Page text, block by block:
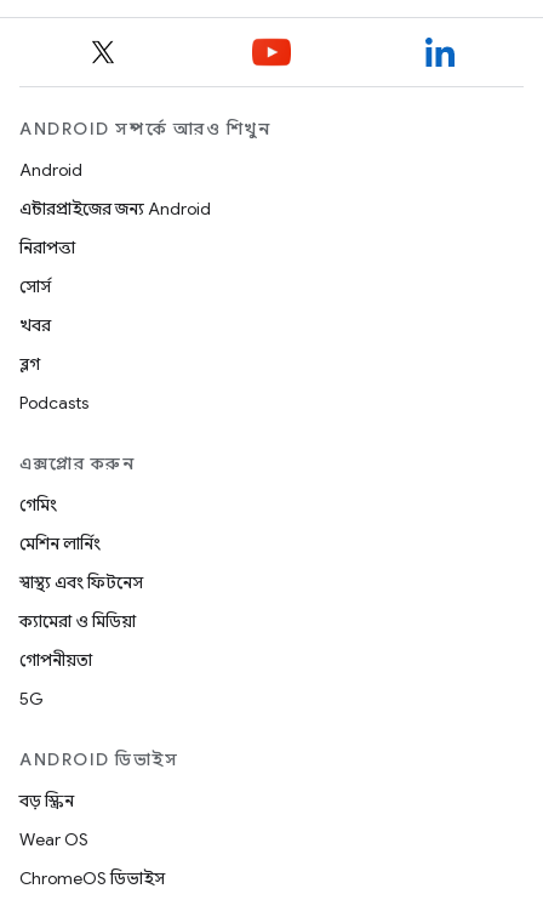
ANDROID সম্পর্কে আরও শিখুন
Android
এন্টারপ্রাইজের জন্য Android
নিরাপত্তা
সোর্স
খবর
ব্লগ
Podcasts
এক্সপ্লোর করুন
গেমিং
মেশিন লার্নিং
স্বাস্থ্য এবং ফিটনেস
ক্যামেরা ও মিডিয়া
গোপনীয়তা
5G
ANDROID ডিভাইস
বড় স্ক্রিন
Wear OS
ChromeOS ডিভাইস